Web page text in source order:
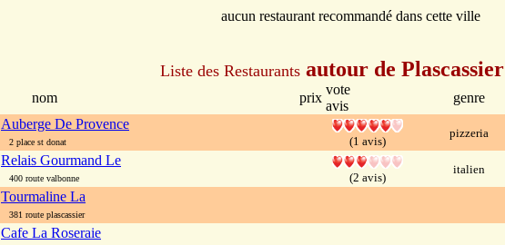
aucun restaurant recommandé dans cette ville
Liste des Restaurants autour de Plascassier
nom prix
vote
avis
genre
Auberge De Provence
2 place st donat (1 avis)
pizzeria
Relais Gourmand Le
400 route valbonne (2 avis)
italien
Tourmaline La
381 route plascassier
Cafe La Roseraie